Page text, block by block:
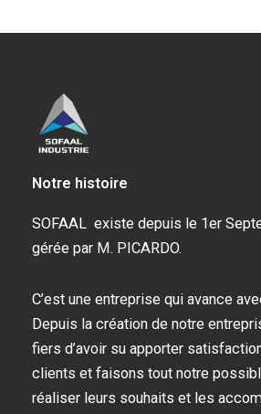
Notre histoire
SOFAAL existe depuis le 1er
gérée par M. PICARDO.
C’est une entreprise qui avance
Depuis la création de notre
fiers d’avoir su apporter
clients et faisons tout notre
réaliser leurs souhaits et les